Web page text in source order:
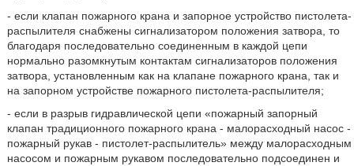
- если клапан пожарного крана и запорное устройство пистолета-
распылителя снабжены сигнализатором положения затвора, то
благодаря последовательно соединенным в каждой цепи
нормально разомкнутым контактам сигнализаторов положения
затвора, установленным как на клапане пожарного крана, так и
на запорном устройстве пожарного пистолета-распылителя;
- если в разрыв гидравлической цепи «пожарный запорный
клапан традиционного пожарного крана - малорасходный насос -
пожарный рукав - пистолет-распылитель» между малорасходным
насосом и пожарным рукавом последовательно подсоединен и